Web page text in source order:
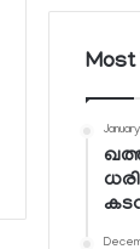
Most